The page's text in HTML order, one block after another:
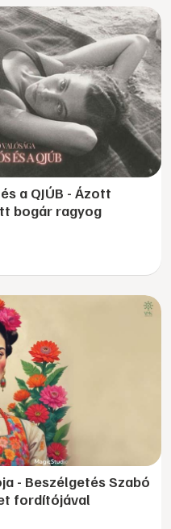
a QJÚB - Ázott
bogár ragyog
- Beszélgetés Szabó
fordítójával